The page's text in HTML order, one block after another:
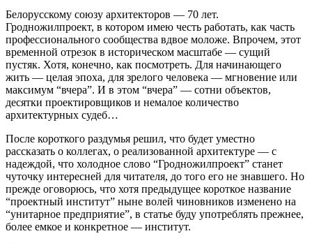
Белорусскому союзу архитекторов — 70 лет.
Гродножилпроект, в котором имею честь работать, как часть
профессионального сообщества вдвое моложе. Впрочем, этот
временной отрезок в историческом масштабе — сущий
пустяк. Хотя, конечно, как посмотреть. Для начинающего
жить — целая эпоха, для зрелого человека — мгновение или
максимум “вчера”. И в этом “вчера” — сотни объектов,
десятки проектировщиков и немалое количество
архитектурных судеб…
После короткого раздумья решил, что будет уместно
рассказать о коллегах, о реализованной архитектуре — с
надеждой, что холодное слово “Гродножилпроект” станет
чуточку интересней для читателя, до того его не знавшего. Но
прежде оговорюсь, что хотя предыдущее короткое название
“проектный институт” ныне волей чиновников изменено на
“унитарное предприятие”, в статье буду употреблять прежнее,
более емкое и конкретное — институт.